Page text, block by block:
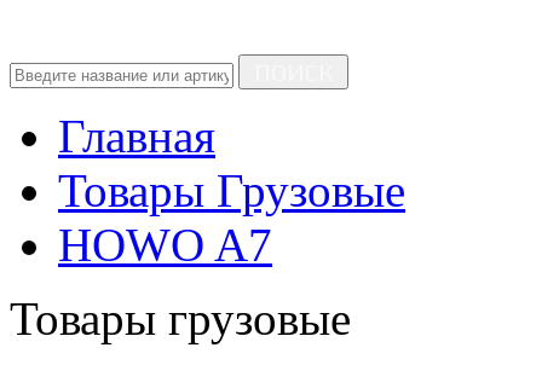
Главная
Товары Грузовые
HOWO A7
Товары грузовые